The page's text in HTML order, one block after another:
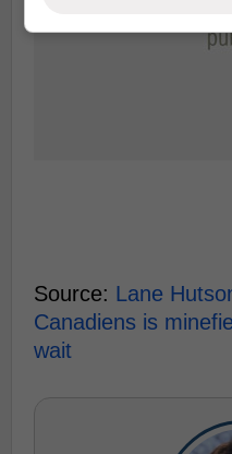
Source: Lane
Canadiens is
wait